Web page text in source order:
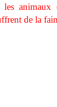
les animaux
de la